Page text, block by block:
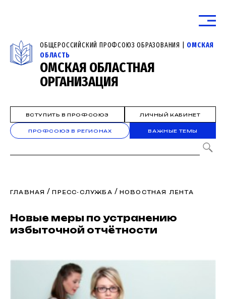
ОБЩЕРОССИЙСКИЙ ПРОФСОЮЗ ОБРАЗОВАНИЯ | ОМСКАЯ
ОБЛАСТЬ
ОМСКАЯ ОБЛАСТНАЯ
ОРГАНИЗАЦИЯ
ВСТУПИТЬ В ПРОФСОЮЗ ЛИЧНЫЙ КАБИНЕТ
ПРОФСОЮЗ В РЕГИОНАХ ВАЖНЫЕ ТЕМЫ
ГЛАВНАЯ /ПРЕСС-СЛУЖБА / НОВОСТНАЯ ЛЕНТА
Новые меры по устранению
избыточной отчётности